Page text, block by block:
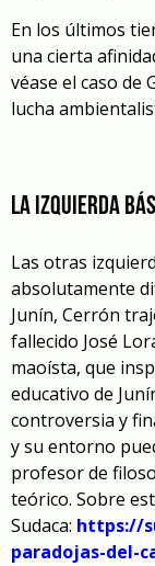
En los últimos
una cierta
véase el caso de
lucha
La izquierda
Las otras
absolutamente
Junín, Cerrón
fallecido José
maoísta, que
educativo de
controversia y
y su entorno
profesor de
teórico. Sobre
Sudaca: https://
paradojas-del-